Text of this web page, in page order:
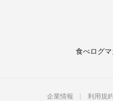
食べログ
企業情報 利用規約